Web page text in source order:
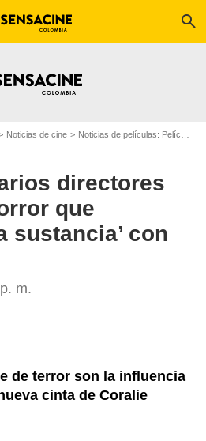
search
Noticias de cine Noticias de películas: Película - ¿Sabías que...?
directores
que
sustancia’ con
m.
de terror son la influencia
cinta de Coralie